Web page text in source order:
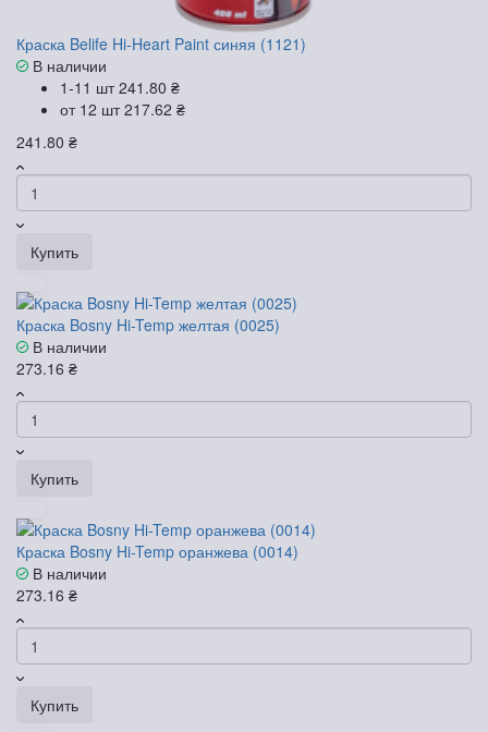
Краска Belife Hi-Heart Paint синяя (1121)
В наличии
1-11 шт241.80 ₴
от 12 шт217.62 ₴
241.80 ₴
Купить
Краска Bosny Hi-Temp желтая (0025)
В наличии
273.16 ₴
Купить
Краска Bosny Hi-Temp оранжева (0014)
В наличии
273.16 ₴
Купить